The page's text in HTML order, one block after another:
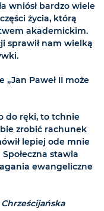
wniósł bardzo wiele
życia, którą
akademickim.
sprawił nam wielką
„Jan Paweł II może
do ręki, to tchnie
zrobić rachunek
lepiej ode mnie
stawia
ewangeliczne